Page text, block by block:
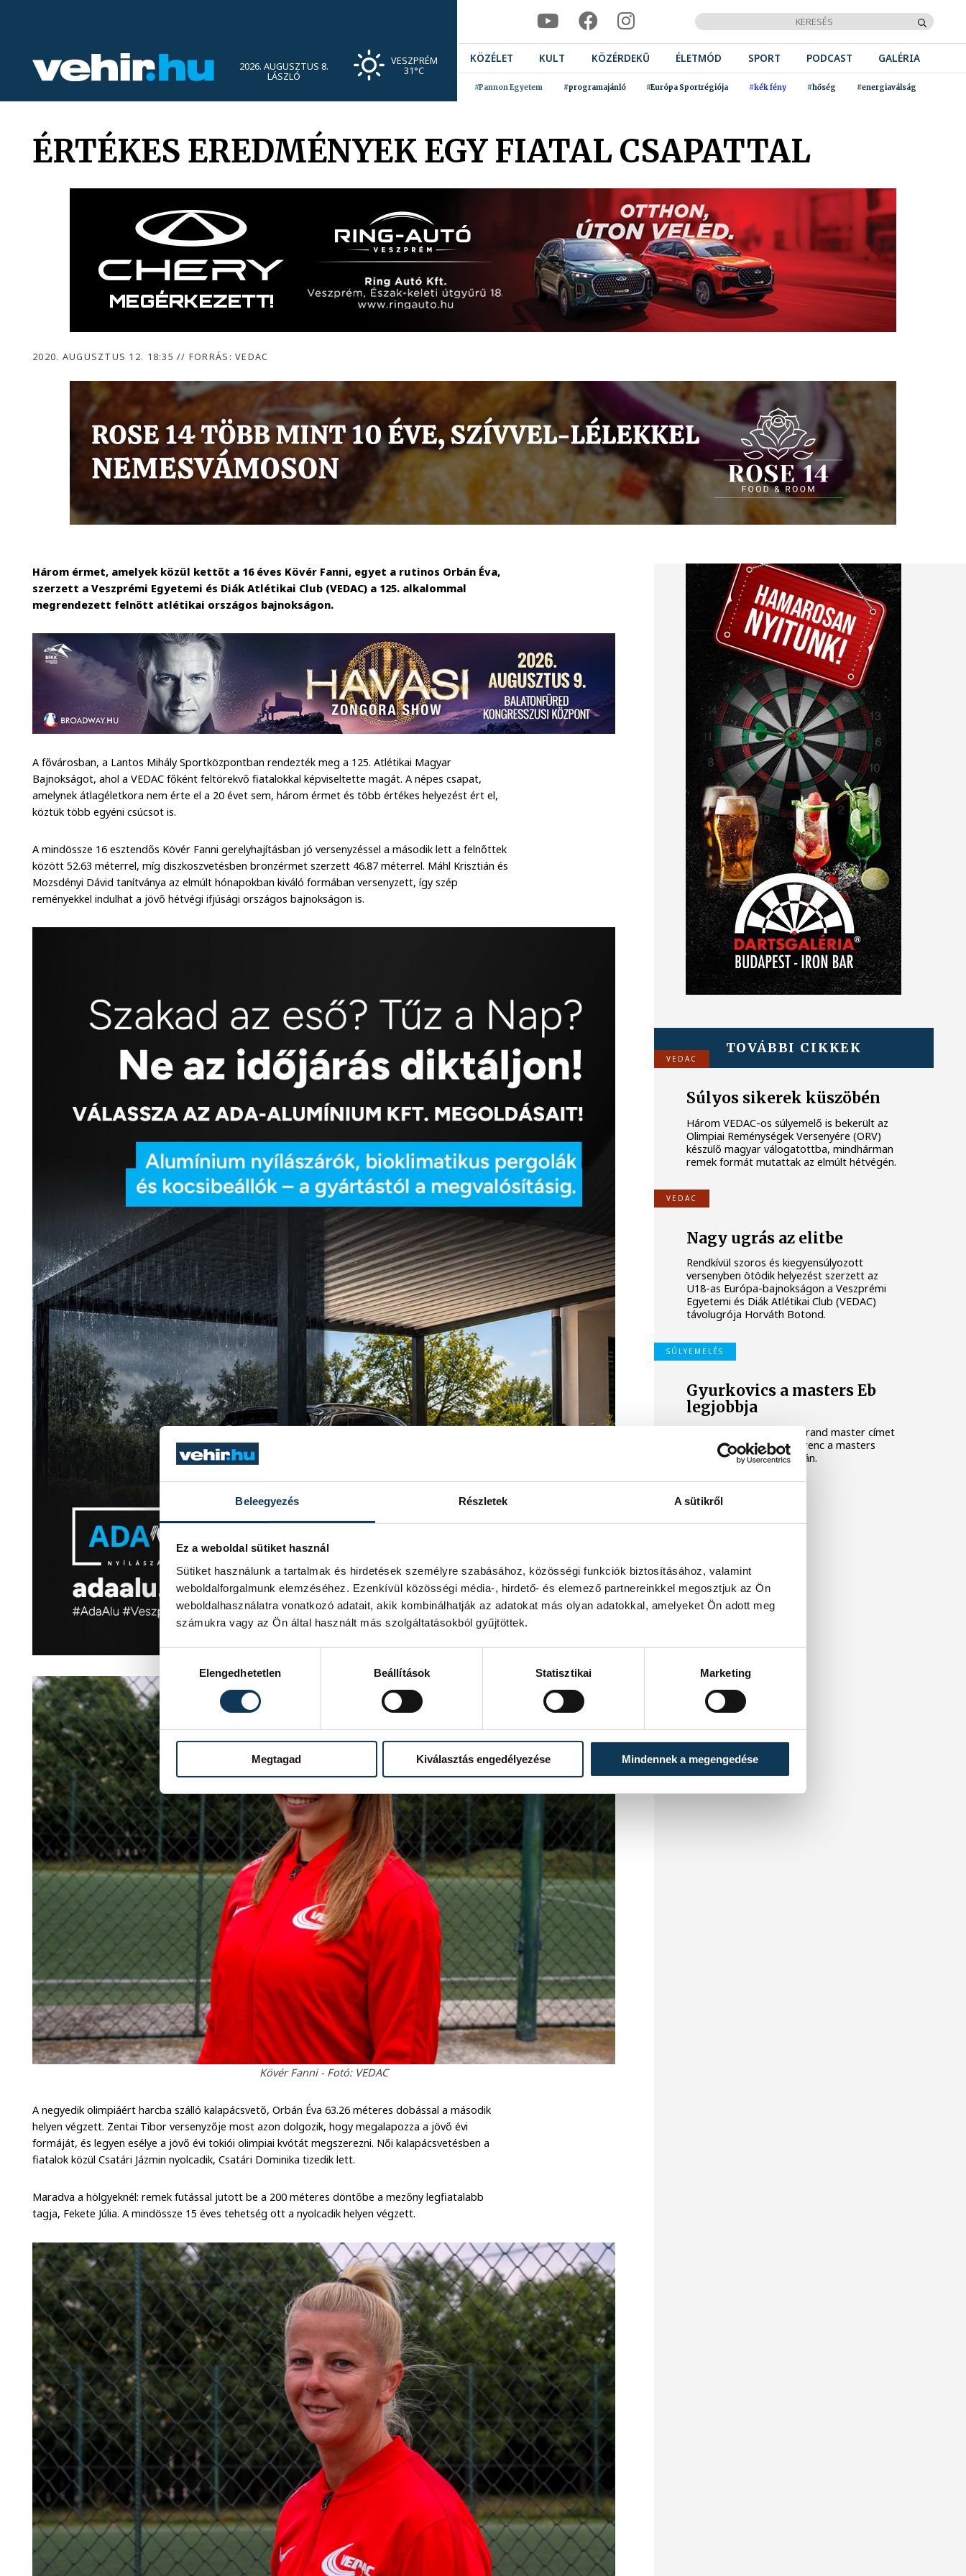
Beleegyezés Részletek A sütikről
Ez a weboldal sütiket használ
Sütiket használunk a tartalmak és hirdetések személyre szabásához, közösségi funkciók biztosításához, valamint
weboldalforgalmunk elemzéséhez. Ezenkívül közösségi média-, hirdető- és elemező partnereinkkel megosztjuk az Ön
weboldalhasználatra vonatkozó adatait, akik kombinálhatják az adatokat más olyan adatokkal, amelyeket Ön adott meg
számukra vagy az Ön által használt más szolgáltatásokból gyűjtöttek.
Hozzájárulás kiválasztása
Elengedhetetlen
Beállítások Statisztikai Marketing
Megtagad Kiválasztás engedélyezése Mindennek a megengedése
2026. AUGUSZTUS 8.
LÁSZLÓ
VESZPRÉM
31°C
KÖZÉLET KULT KÖZÉRDEKŰ ÉLETMÓD SPORT PODCAST GALÉRIA
#Pannon Egyetem #programajánló #Európa Sportrégiója #kék fény #hőség #energiaválság
ÉRTÉKES EREDMÉNYEK EGY FIATAL CSAPATTAL
2020. AUGUSZTUS 12. 18:35// FORRÁS: VEDAC
Három érmet, amelyek közül kettőt a 16 éves Kövér Fanni, egyet a rutinos Orbán Éva,
szerzett a Veszprémi Egyetemi és Diák Atlétikai Club (VEDAC) a 125. alkalommal
megrendezett felnőtt atlétikai országos bajnokságon.
A fővárosban, a Lantos Mihály Sportközpontban rendezték meg a 125. Atlétikai Magyar
Bajnokságot, ahol a VEDAC főként feltörekvő fiatalokkal képviseltette magát. A népes csapat,
amelynek átlagéletkora nem érte el a 20 évet sem, három érmet és több értékes helyezést ért el,
köztük több egyéni csúcsot is.
A mindössze 16 esztendős Kövér Fanni gerelyhajításban jó versenyzéssel a második lett a felnőttek
között 52.63 méterrel, míg diszkoszvetésben bronzérmet szerzett 46.87 méterrel. Máhl Krisztián és
Mozsdényi Dávid tanítványa az elmúlt hónapokban kiváló formában versenyzett, így szép
reményekkel indulhat a jövő hétvégi ifjúsági országos bajnokságon is.
Kövér Fanni - Fotó: VEDAC
A negyedik olimpiáért harcba szálló kalapácsvető, Orbán Éva 63.26 méteres dobással a második
helyen végzett. Zentai Tibor versenyzője most azon dolgozik, hogy megalapozza a jövő évi
formáját, és legyen esélye a jövő évi tokiói olimpiai kvótát megszerezni. Női kalapácsvetésben a
fiatalok közül Csatári Jázmin nyolcadik, Csatári Dominika tizedik lett.
Maradva a hölgyeknél: remek futással jutott be a 200 méteres döntőbe a mezőny legfiatalabb
tagja, Fekete Júlia. A mindössze 15 éves tehetség ott a nyolcadik helyen végzett.
TOVÁBBI CIKKEK
VEDAC
Súlyos sikerek küszöbén
Három VEDAC-os súlyemelő is bekerült az
Olimpiai Reménységek Versenyére (ORV)
készülő magyar válogatottba, mindhárman
remek formát mutattak az elmúlt hétvégén.
VEDAC
Nagy ugrás az elitbe
Rendkívül szoros és kiegyensúlyozott
versenyben ötödik helyezést szerzett az
U18-as Európa-bajnokságon a Veszprémi
Egyetemi és Diák Atlétikai Club (VEDAC)
távolugrója Horváth Botond.
SÚLYEMELÉS
Gyurkovics a masters Eb
legjobbja
Az Európa-bajnoki és a grand master címet
is elnyerte Gyurkovics Ferenc a masters
súlyemelő kontinenstornán.